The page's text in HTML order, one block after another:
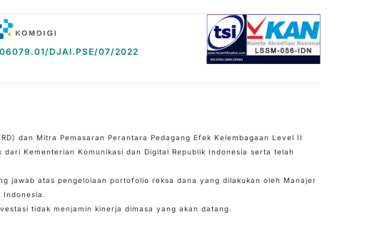
DJAI.PSE/07/2022
dan Mitra Pemasaran Perantara Pedagang Efek Kelembagaan Level II
Kementerian Komunikasi dan Digital Republik Indonesia serta telah
jawab atas pengelolaan portofolio reksa dana yang dilakukan oleh Manajer
tidak menjamin kinerja dimasa yang akan datang.